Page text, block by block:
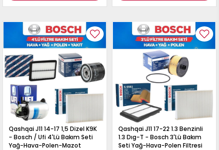
Qashqai J11 14-17 1,5 Dizel K9K
- Bosch / Ufi 4'Lü Bakım Seti
Yağ-Hava-Polen-Mazot
Qashqai J11 17-22 1.3 Benzinli
1.3 Dıg-T - Bosch 3'Lü Bakım
Seti Yağ-Hava-Polen Filtresi